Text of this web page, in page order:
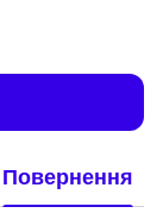
Повернення